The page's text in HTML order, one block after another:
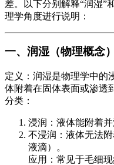
差。以下分别解释“润湿”
理学角度进行说明：
一、润湿（物理概念）
定义：润湿是物理学中的
体附着在固体表面或渗透
分类：
浸润：液体能附着
不浸润：液体无法
液滴）。
应用：常见于毛细